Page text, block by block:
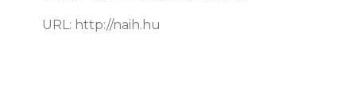
URL: http://naih.hu